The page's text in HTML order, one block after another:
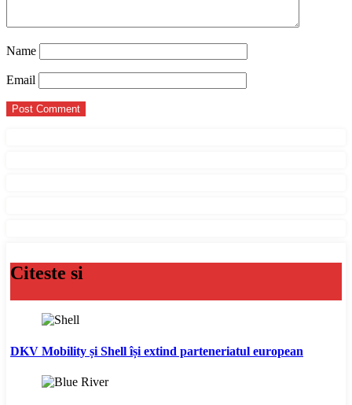
Name
Email
Citeste si
DKV Mobility și Shell își extind parteneriatul european